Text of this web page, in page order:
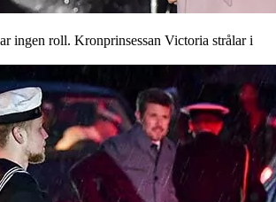
ingen roll. Kronprinsessan Victoria strålar i